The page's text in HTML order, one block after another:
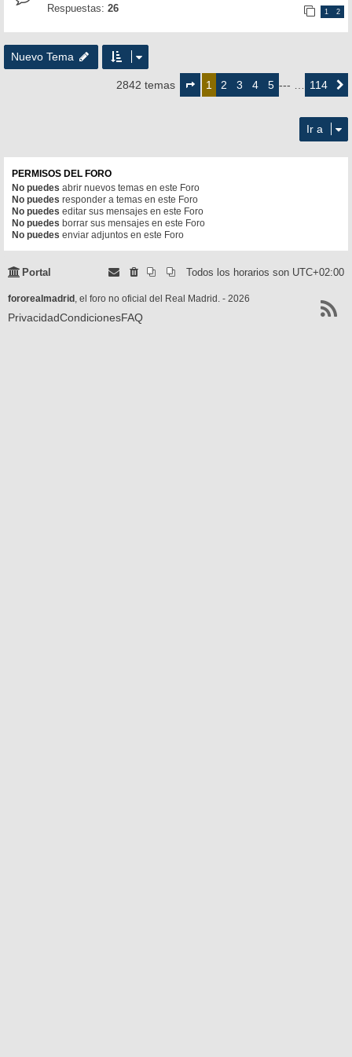
Respuestas: 26 1 2
Nuevo Tema
2842 temas
de
1 2 3 4 5 --- … 114
Ir a
PERMISOS DEL FORO
No puedes abrir nuevos temas en este Foro
No puedes responder a temas en este Foro
No puedes editar sus mensajes en este Foro
No puedes borrar sus mensajes en este Foro
No puedes enviar adjuntos en este Foro
Portal Todos los horarios son UTC+02:00
fororealmadrid , el foro no oficial del Real Madrid. - 2026
PrivacidadCondicionesFAQ